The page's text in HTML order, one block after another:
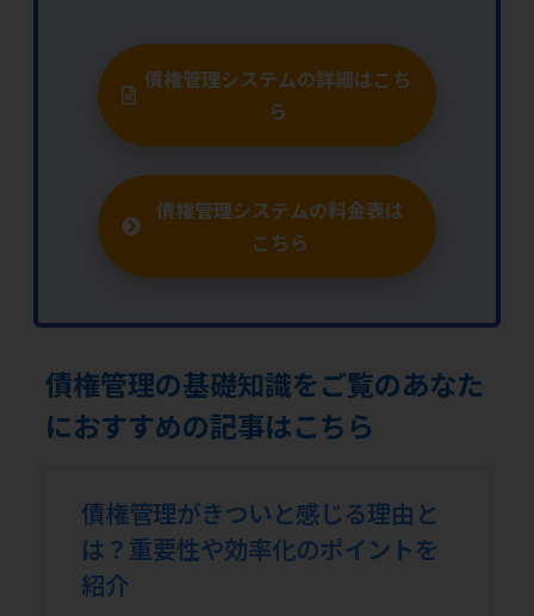
債権管理システムの詳細はこち
ら
債権管理システムの料金表は
こちら
債権管理の基礎知識をご覧のあなた
におすすめの記事はこちら
債権管理がきついと感じる理由と
は？重要性や効率化のポイントを
紹介